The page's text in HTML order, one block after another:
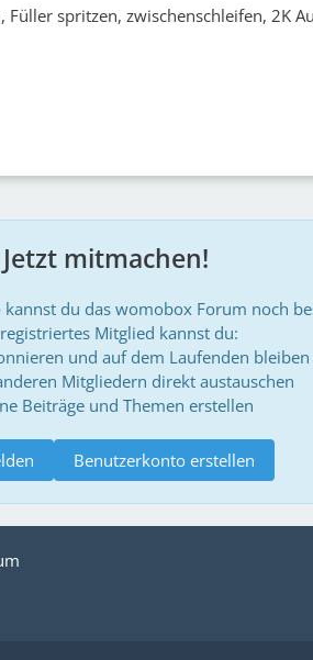
Füller spritzen, zwischenschleifen, 2K
Jetzt mitmachen!
du das womobox Forum noch
Mitglied kannst du:
und auf dem Laufenden bleiben
Mitgliedern direkt austauschen
Beiträge und Themen erstellen
Benutzerkonto erstellen